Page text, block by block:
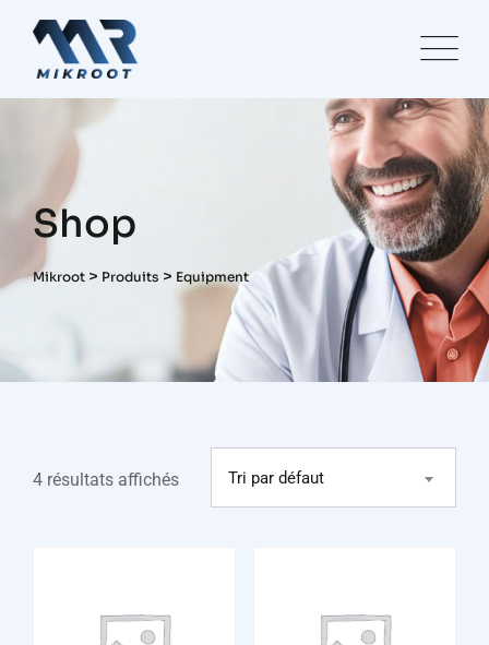
content
Shop
Mikroot > Produits > Equipment
4 résultats affichés Tri par défaut